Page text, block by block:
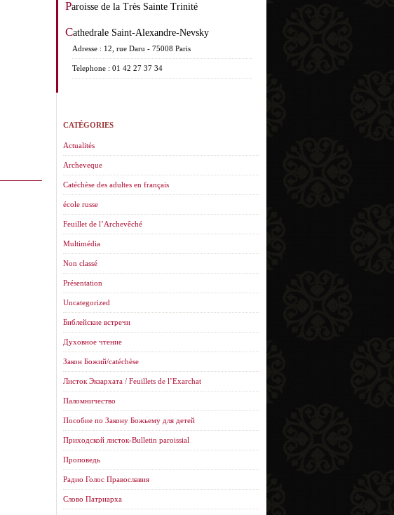
Paroisse de la Très Sainte Trinité
Cathedrale Saint-Alexandre-Nevsky
Adresse : 12, rue Daru - 75008 Paris
Telephone : 01 42 27 37 34
CATÉGORIES
Actualités
Archeveque
Catéchèse des adultes en français
école russe
Feuillet de l’Archevêché
Multimédia
Non classé
Présentation
Uncategorized
Библейские встречи
Духовное чтение
Закон Божий/catéchèse
Листок Экзархата / Feuillets de l’Еxarchat
Паломничество
Пособие по Закону Божьему для детей
Приходской листок-Bulletin paroissial
Проповедь
Радио Голос Православия
Слово Патриарха